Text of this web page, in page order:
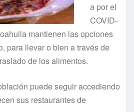
a por el
COVID-
mantienen las opciones
para llevar o bien a través de
de los alimentos.
puede seguir accediendo
sus restaurantes de